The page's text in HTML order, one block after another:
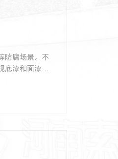
防腐场景。不
底漆和面漆，